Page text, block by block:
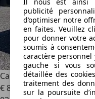
Cadillac Seville STS 4.6 i
€ 8 980€ 9 980,-
Il nous est ainsi
publicité
d’optimiser notre
en faites. Veuillez
pour donner votre
soumis à
caractère
gauche si vous
détaillée des
traitement des
sur la poursuite